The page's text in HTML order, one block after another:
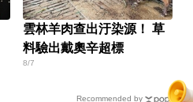
雲林羊肉查出汙染源！ 草
料驗出戴奧辛超標
8/7
Recommended by